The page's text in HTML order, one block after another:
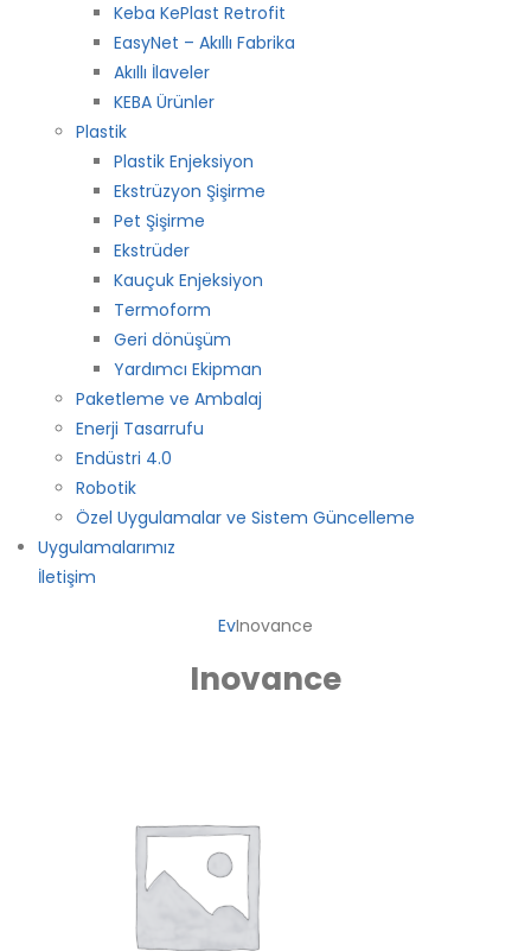
Keba KePlast Retrofit
EasyNet – Akıllı Fabrika
Akıllı İlaveler
KEBA Ürünler
Plastik
Plastik Enjeksiyon
Ekstrüzyon Şişirme
Pet Şişirme
Ekstrüder
Kauçuk Enjeksiyon
Termoform
Geri dönüşüm
Yardımcı Ekipman
Paketleme ve Ambalaj
Enerji Tasarrufu
Endüstri 4.0
Robotik
Özel Uygulamalar ve Sistem Güncelleme
Uygulamalarımız
İletişim
EvInovance
Inovance